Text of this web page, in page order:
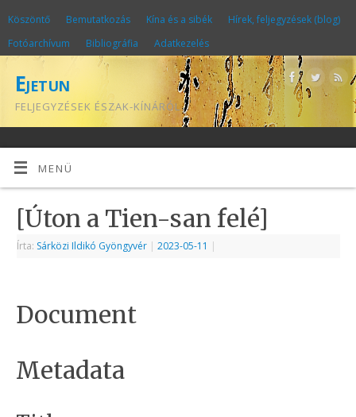
Köszöntő Bemutatkozás Kína és a sibék
Hírek, feljegyzések (blog)
Fotóarchívum
Bibliográfia Adatkezelés
Ejetun
FELJEGYZÉSEK ÉSZAK-KÍNÁRÓL
MENÜ
[Úton a Tien-san felé]
Írta: Sárközi Ildikó Gyöngyvér | 2023-05-11 |
Document
Metadata